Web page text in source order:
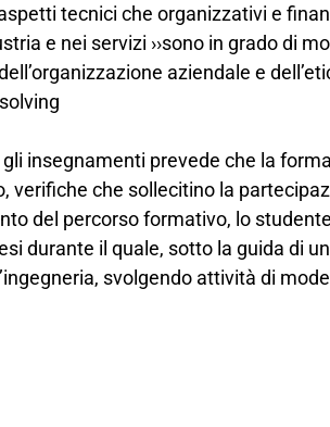
tecnici che organizzativi e
e nei servizi ››sono in grado di
aziendale e
insegnamenti prevede che la
verifiche che sollecitino la
del percorso formativo, lo
durante il quale, sotto la guida di
svolgendo attività di